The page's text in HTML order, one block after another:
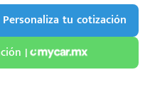
Personaliza tu cotización
|